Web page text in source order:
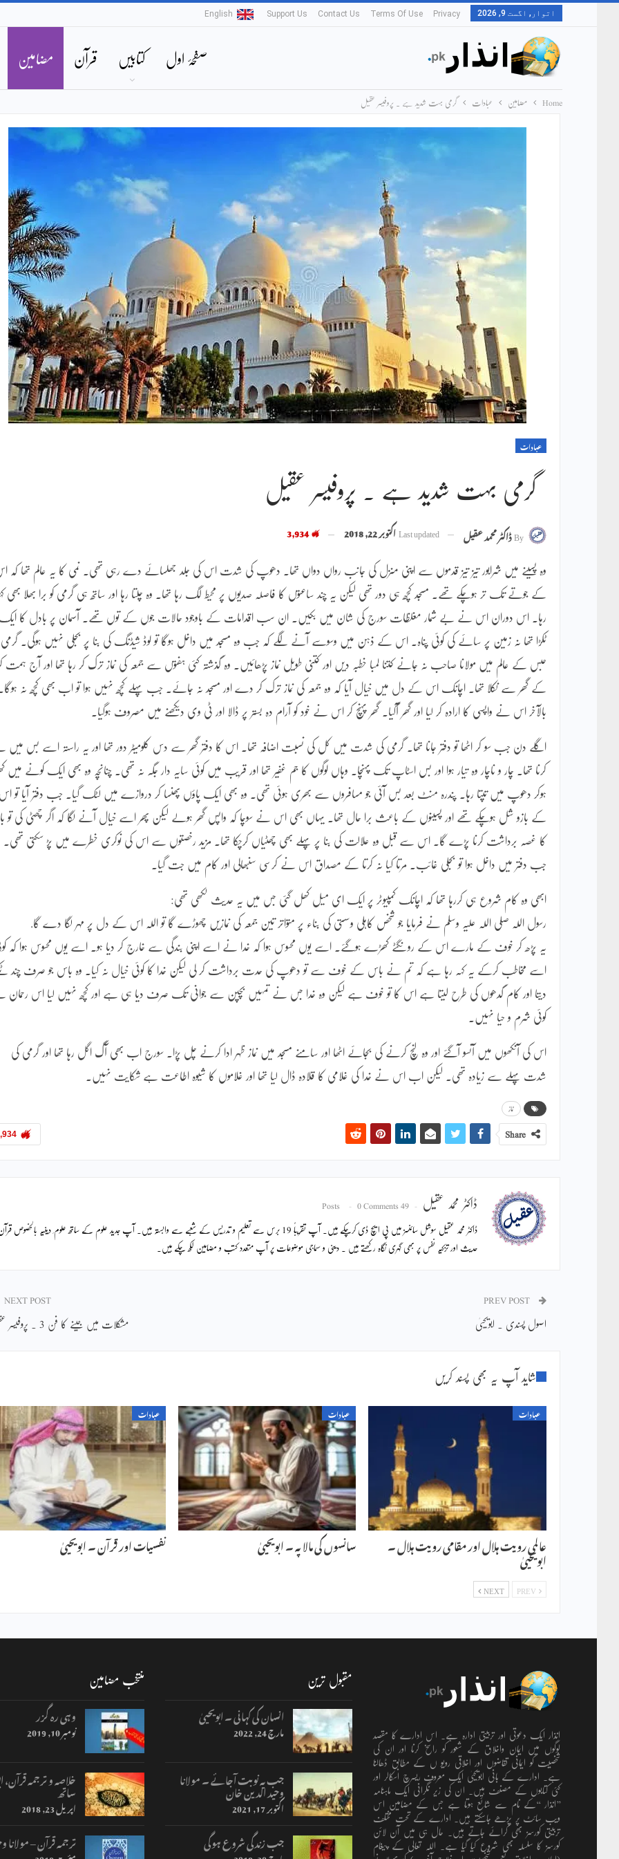
اتوار, اگست 9, 2026 Privacy
Terms Of Use
Contact Us
Support Us
English
صفحۂ اول کتابیں قرآن مضامین
Home مضامین عبادات گرمی بہت شدید ہے ۔ پروفیسر عقیل
عبادات
گرمی بہت شدید ہے ۔ پروفیسر عقیل
Byڈاکٹر محمد عقیل Last updatedاکتوبر 22, 2018 3,934
وہ پسینے میں شرابور تیز تیز قدموں سے اپنی منزل کی جانب رواں دواں تھا۔ دھوپ کی شدت اس کی جلد جھلسائے دے رہی تھی۔ نمی کا یہ عالم تھا کہ
کے جوتے تک تر ہوچکے تھے۔ مسجد کچھ ہی دور تھی لیکن یہ چند ساعتوں کا فاصلہ صدیوں پر محیط لگ رہا تھا۔ وہ چلتا رہا اور ساتھ ہی گرمی کو برا بھلا بھی
رہا۔ اس دوران اس نے بے شمار مغلظات سورج کی شان میں بکیں۔ ان سب اقدامات کے باوجود حالات جوں کے توں تھے۔ آسمان پر بادل کا ایک
ٹکڑا تھا نہ زمین پر سائے کی کوئی پناہ۔ اس کے ذہن میں وسوسے آنے لگے کہ جب وہ مسجد میں داخل ہوگا تو لوڈ شیڈنگ کی بنا پر بجلی نہیں ہوگی۔ گرمی
حبس کے عالم میں مولانا صاحب نہ جانے کتنا لمبا خطبہ دیں اور کتنی طویل نماز پڑھائیں۔ وہ گذشتہ کئی ہفتوں سے جمعہ کی نماز ترک کر رہا تھا اور آج ہمت کر
کے گھر سے نکلا تھا۔ اچانک اس کے دل میں خیال آیا کہ وہ جمعہ کی نماز ترک کر دے اور مسجد نہ جائے۔ جب پہلے کچھ نہیں ہوا تو اب بھی کچھ نہ ہوگا۔
بالآخر اس نے واپسی کا ارادہ کر لیا اور گھر آگیا۔ گھر پہنچ کر اس نے خود کو آرام دہ بستر پر ڈالا اور ٹی وی دیکھنے میں مصروف ہوگیا۔
اگلے دن جب سو کر اٹھا تو دفتر جانا تھا۔ گرمی کی شدت میں کل کی نسبت اضافہ تھا۔ اس کا دفتر گھر سے دس کلومیٹر دور تھا اور یہ راستہ اسے بس میں
کرنا تھا۔ چار و ناچار وہ تیار ہوا اور بس اسٹاپ تک پہنچا۔ وہاں لوگوں کا جم غفیر تھا اور قریب میں کوئی سایہ دار جگہ نہ تھی۔ چنانچہ وہ بھی ایک کونے میں
ہوکر دھوپ میں تپتا رہا۔ پندرہ منٹ بعد بس آئی جو مسافروں سے بھری ہوئی تھی۔ وہ بھی ایک پاؤں پھنسا کر دروازے میں لٹک گیا۔ جب دفتر آیا تو اس
کے بازو شل ہوچکے تھے اور پسینوں کے باعث برا حال تھا۔ یہاں بھی اس نے سوچا کہ واپس گھر ہولے لیکن پھر اسے خیال آنے لگا کہ اگر چھٹی کی تو
کا غصہ برداشت کرنا پڑے گا۔ اس سے قبل وہ علالت کی بنا پر پہلے بھی چھٹیاں کرچکا تھا۔ مزید رخصتوں سے اس کی نوکری خطرے میں پڑ سکتی تھی۔
جب دفتر میں داخل ہوا تو بجلی غائب۔ مرتا کیا نہ کرتا کے مصداق اس نے کرسی سنبھالی اور کام میں جت گیا۔
ابھی وہ کام شروع ہی کررہا تھا کہ اچانک کمپیوٹر پر ایک ای میل کھل گئی جس میں یہ حدیث لکھی تھی:
رسول اللہ صلی اللہ علیہ وسلم نے فرمایا جو شخص کاہلی وسستی کی بناء پر متواتر تین جمعہ کی نمازیں چھوڑے گا تو اللہ اس کے دل پر مہر لگا دے گا.
یہ پڑھ کر خوف کے مارے اس کے رونگٹے کھڑے ہوگئے۔ اسے یوں محسوس ہوا کہ خدا نے اسے اپنی بندگی سے خارج کر دیا ہو۔ اسے یوں محسوس ہوا کہ
اسے مخاطب کرکے یہ کہہ رہا ہے کہ تم نے باس کے خوف سے تو دھوپ کی حدت برداشت کر لی لیکن خدا کا کوئی خیال نہ کیا۔ وہ باس جو صرف چند
دیتا اور کام گدھوں کی طرح لیتا ہے اس کا تو خوف ہے لیکن وہ خدا جس نے تمہیں بچپن سے جوانی تک صرف دیا ہی ہے اور کچھ نہیں لیا اس رحمان
کوئی شرم و حیا نہیں۔
اس کی آنکھوں میں آنسو آگئے اور وہ لنچ کرنے کی بجائے اٹھا اور سامنے مسجد میں نماز ظہر ادا کرنے چل پڑا۔ سورج اب بھی آگ اگل رہا تھا اور گرمی کی
شدت پہلے سے زیادہ تھی۔ لیکن اب اس نے خدا کی غلامی کا قلادہ ڈال لیا تھا اور غلاموں کا شیوہ اطاعت ہے شکایت نہیں۔
نماز
Share
ڈاکٹر محمد عقیل 49 Posts
0 Comments
ڈاکٹر محمد عقیل سوشل سائنسز میں پی ایچ ڈی کرچکے ہیں۔ آپ تقریباً 19 برس سے تعلیم و تدریس کے شعبے سے وابستہ ہیں۔ آپ جدید علوم کے ساتھ علوم ِ دینیہ بالخصوص
حدیث اور تزکیہ نفس پر بھی گہری نگاہ رکھتے ہیں ۔ دینی و سماجی موضوعات پر آپ متعدد کتب و مضامین لکھ چکے ہیں۔
اصول پسندی ۔ ابویحییٰ
NEXT POST
مشکلات میں جینے کا فن 3 ۔ پروفیسر عقیل
شاید آپ یہ بھی پسند کریں
عبادات
عالمی رویت ہلال اور مقامی رویت ہلال ۔
ابویحییٰ
عبادات
سانسوں کی مالا پہ ۔ ابویحییٰ
عبادات
نفسیات اور قرآن ۔ ابویحییٰ
NEXT
انذار ایک دعوتی اور تربیتی ادارہ ہے۔ اس ادارے کا مقصد
لوگوں میں ایمان واخلاق کے شعور کو راسخ کرنا اور ان کی
شخصیت کو ایمانی تقاضوں اور اخلاقی رویو ں کے مطابق ڈھالنا
ہے۔ ادارے کے بانی ابویحییٰ ایک معروف ریسرچ اسکالر اور
کئی کتابوں کے مصنف ہیں۔ ان کی زیر نگرانی ایک ماہنامہ
’’انذار ‘‘کے نام سے شائع ہوتا ہے جس کے مضامین اس
ویب سائٹ پر پڑھے جاسکتے ہیں۔ ادارے کے تحت مختلف
تربیتی کورسز بھی کرائے جاتے ہیں۔ حال ہی میں آن لائن
کورسز کا سلسلہ بھی شروع کیا گیا ہے۔ اللہ تعالٰی کے پیغام
مقبول ترین
انسان کی کہانی ۔ ابویحییٰ
مارچ 24, 2022
جب یہ نوبت آجائے ۔ مولانا
وحید الدین خان
اکتوبر 17, 2021
جب زندگی شروع ہوگی
منتخب مضامین
وہی رہ گزر
نومبر 10, 2019
خلاصہ و ترجمہ
ساتھ
اپریل 23, 2018
ترجمہ قرآن – مولانا